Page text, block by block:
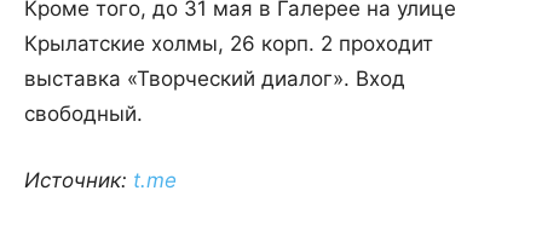
Кроме того, до 31 мая в Галерее на улице
Крылатские холмы, 26 корп. 2 проходит
выставка «Творческий диалог». Вход
свободный.
Источник: t.me